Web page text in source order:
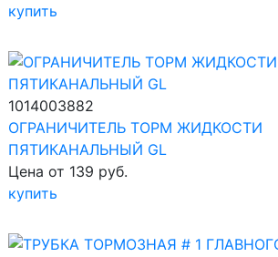
купить
1014003882
ОГРАНИЧИТЕЛЬ ТОРМ ЖИДКОСТИ
ПЯТИКАНАЛЬНЫЙ GL
Цена от 139 руб.
купить